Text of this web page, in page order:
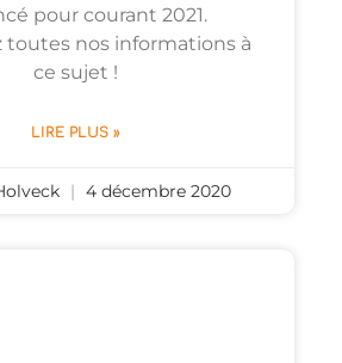
pour courant 2021.
toutes nos informations à
ce sujet !
LIRE PLUS »
4 décembre 2020